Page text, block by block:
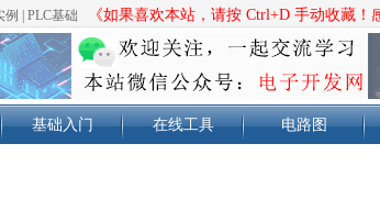
例 PLC基础 《如果喜欢本站，请按 Ctrl+D 手动收藏！
基础入门 在线工具 电路图